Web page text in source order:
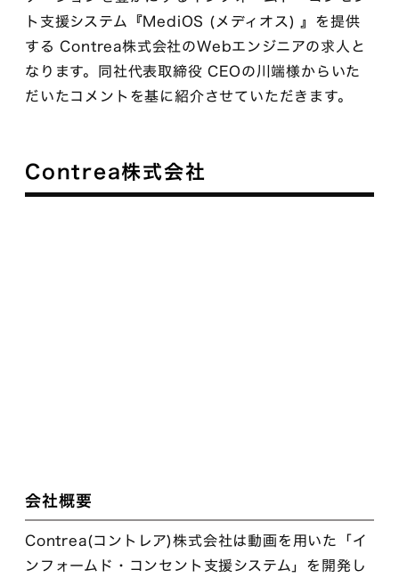
ト支援システム『MediOS (メディオス) 』を提供
する Contrea株式会社のWebエンジニアの求人と
なります。同社代表取締役 CEOの川端様からいた
だいたコメントを基に紹介させていただきます。
Contrea株式会社
会社概要
Contrea(コントレア)株式会社は動画を用いた「イ
ンフォームド・コンセント支援システム」を開発し